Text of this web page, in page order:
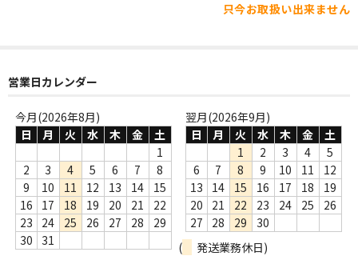
Webのみ no.1
Webのみ no.2
Webのみ no.4
売り切れ
Help
只今お取扱い出来ません
営業日カレンダー
今月(2026年8月)
日
月 火 水 木 金
土
1
2
3 4 5 6 7
8
9
10 11 12 13 14
15
16
17 18 19 20 21
22
23
24 25 26 27 28
29
30
31
翌月(2026年9月)
日
月 火 水 木 金
土
1
2 3 4
5
6
7 8 9 10 11
12
13
14 15 16 17 18
19
20
21 22 23 24 25
26
27
28 29
30
(
発送業務休日)